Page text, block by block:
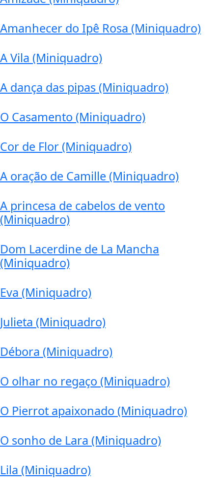
Amanhecer do Ipê Rosa (Miniquadro)
A Vila (Miniquadro)
A dança das pipas (Miniquadro)
O Casamento (Miniquadro)
Cor de Flor (Miniquadro)
A oração de Camille (Miniquadro)
A princesa de cabelos de vento
(Miniquadro)
Dom Lacerdine de La Mancha
(Miniquadro)
Eva (Miniquadro)
Julieta (Miniquadro)
Débora (Miniquadro)
O olhar no regaço (Miniquadro)
O Pierrot apaixonado (Miniquadro)
O sonho de Lara (Miniquadro)
Lila (Miniquadro)